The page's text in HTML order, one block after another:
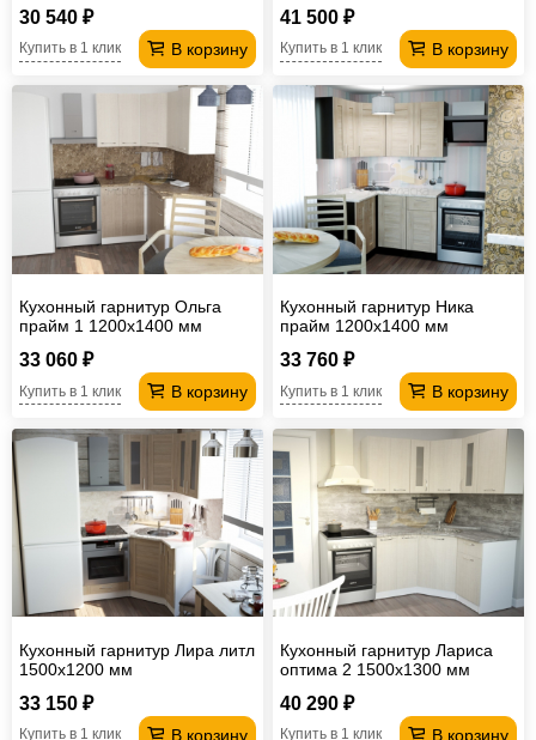
30 540 ₽
В корзину
Купить в 1 клик
41 500 ₽
В корзину
Купить в 1 клик
Кухонный гарнитур Ольга
прайм 1 1200х1400 мм
33 060 ₽
В корзину
Купить в 1 клик
Кухонный гарнитур Ника
прайм 1200х1400 мм
33 760 ₽
В корзину
Купить в 1 клик
Кухонный гарнитур Лира литл
1500х1200 мм
33 150 ₽
В корзину
Купить в 1 клик
Кухонный гарнитур Лариса
оптима 2 1500х1300 мм
40 290 ₽
В корзину
Купить в 1 клик